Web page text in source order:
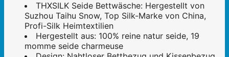
THXSILK Seide Bettwäsche: Hergestellt von
Suzhou Taihu Snow, Top Silk-Marke von China,
Profi-Silk Heimtextilien
Hergestellt aus: 100% reine natur seide, 19
momme seide charmeuse